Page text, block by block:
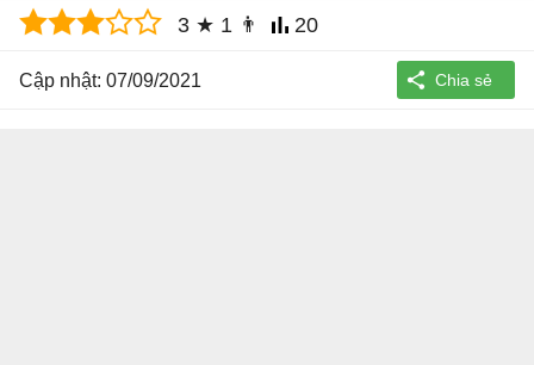
3 ★ 1 👨 20
Cập nhật: 07/09/2021